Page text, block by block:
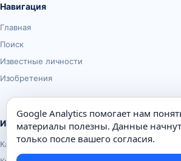
Навигация
Главная
Поиск
Известные личности
Изобретения
Информация
Карта сайта
Google Analytics помогает нам
материалы полезны. Данные
только после вашего согласия.